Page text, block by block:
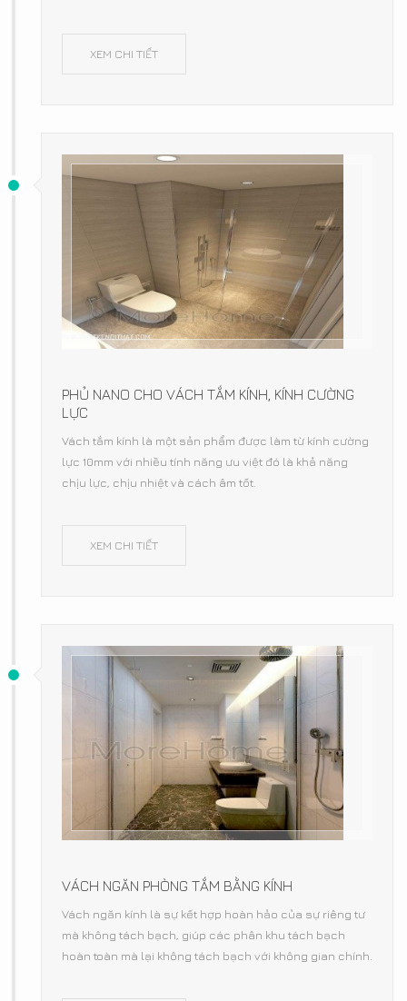
XEM CHI TIẾT
PHỦ NANO CHO VÁCH TẮM KÍNH, KÍNH CƯỜNG
LỰC
Vách tắm kính là một sản phẩm được làm từ kính cường
lực 10mm với nhiều tính năng ưu việt đó là khả năng
chịu lực, chịu nhiệt và cách âm tốt.
XEM CHI TIẾT
VÁCH NGĂN PHÒNG TẮM BẰNG KÍNH
Vách ngăn kính là sự kết hợp hoàn hảo của sự riêng tư
mà không tách bạch, giúp các phân khu tách bạch
hoàn toàn mà lại không tách bạch với không gian chính.